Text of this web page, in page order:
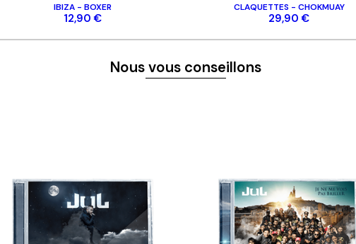
IBIZA - BOXER
12,90 €
CLAQUETTES - CHOKMUAY
29,90 €
Nous vous conseillons
AIDE & CONTACTS
Contact
NOS CATÉGORIES
Homme